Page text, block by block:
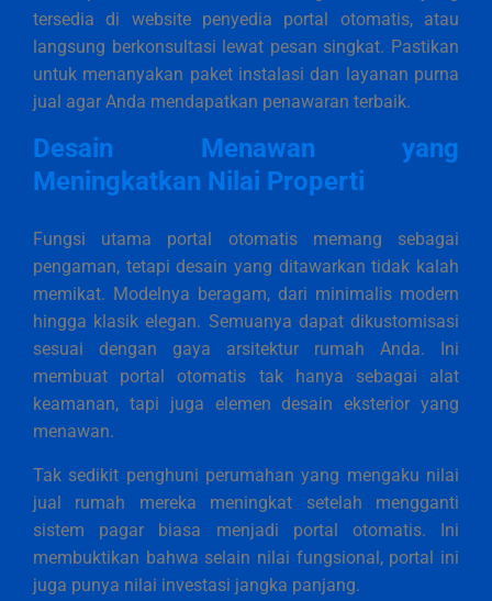
tersedia di website penyedia portal otomatis, atau
langsung berkonsultasi lewat pesan singkat. Pastikan
untuk menanyakan paket instalasi dan layanan purna
jual agar Anda mendapatkan penawaran terbaik.
Desain Menawan yang
Meningkatkan Nilai Properti
Fungsi utama portal otomatis memang sebagai
pengaman, tetapi desain yang ditawarkan tidak kalah
memikat. Modelnya beragam, dari minimalis modern
hingga klasik elegan. Semuanya dapat dikustomisasi
sesuai dengan gaya arsitektur rumah Anda. Ini
membuat portal otomatis tak hanya sebagai alat
keamanan, tapi juga elemen desain eksterior yang
menawan.
Tak sedikit penghuni perumahan yang mengaku nilai
jual rumah mereka meningkat setelah mengganti
sistem pagar biasa menjadi portal otomatis. Ini
membuktikan bahwa selain nilai fungsional, portal ini
juga punya nilai investasi jangka panjang.